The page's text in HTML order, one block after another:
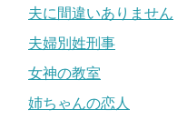
夫に間違いありません
夫婦別姓刑事
女神の教室
姉ちゃんの恋人